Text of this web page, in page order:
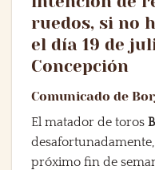
ruedos, si no
el día 19 de
Concepción
Comunicado de
El matador de toros
próximo fin de